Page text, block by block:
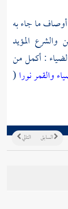
ما جاء به
المؤيد
: أكمل من
والقمر نورا (
التالي السابق